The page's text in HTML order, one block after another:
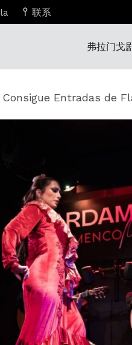
联系
弗拉门戈
Consigue Entradas de